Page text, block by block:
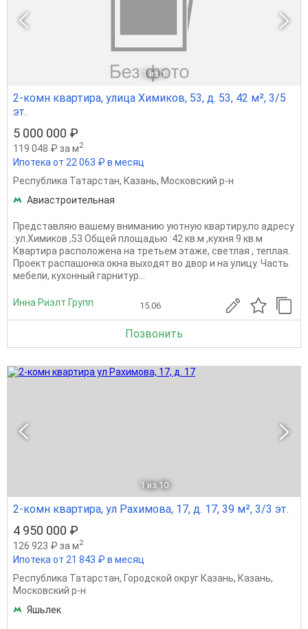
1 из 1
2-комн квартира, улица Химиков, 53, д. 53, 42 м², 3/5
эт.
5 000 000 ₽
119 048 ₽ за м2
Ипотека от 22 063 ₽ в месяц
Республика Татарстан, Казань, Московский р-н
Авиастроительная
Представляю вашему вниманию уютную кваpтиру,по адресу
:ул.Химиков ,53 Общей площадью :42 кв.м ,кухня 9 кв.м
Квартира расположена на третьем этаже, светлая , теплая.
Проект распашонка:окна выходят во двор и на улицу. Часть
мебели, кухонный гарнитур...
Инна Риэлт Групп 15.06
Позвонить
1 из 10
2-комн квартира, ул Рахимова, 17, д. 17, 39 м², 3/3 эт.
4 950 000 ₽
126 923 ₽ за м2
Ипотека от 21 843 ₽ в месяц
Республика Татарстан, Городской округ Казань, Казань,
Московский р-н
Яшьлек